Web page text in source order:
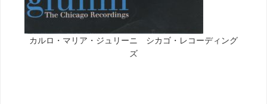
カルロ・マリア・ジュリーニ シカゴ・レコーディング
ズ